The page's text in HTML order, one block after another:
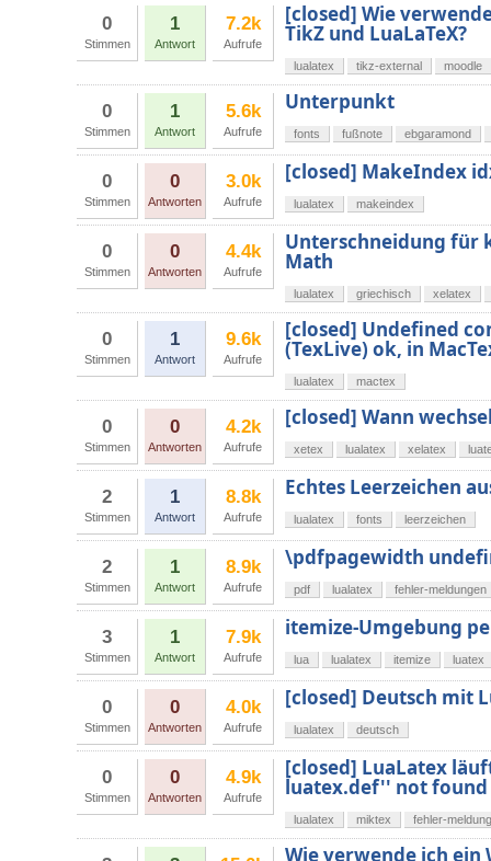
0
Stimmen
1
Antwort
7.2k
Aufrufe
[closed] Wie
TikZ und LuaLaTeX?
lualatex tikz-external moodle
0
Stimmen
1
Antwort
5.6k
Aufrufe
Unterpunkt
fonts fußnote ebgaramond
0
Stimmen
0
Antworten
3.0k
Aufrufe
[closed] MakeIndex
lualatex makeindex
0
Stimmen
0
Antworten
4.4k
Aufrufe
Unterschneidung für
Math
lualatex griechisch xelatex
0
Stimmen
1
Antwort
9.6k
Aufrufe
[closed] Undefined
(TexLive) ok, in
lualatex mactex
0
Stimmen
0
Antworten
4.2k
Aufrufe
[closed] Wann
xetex lualatex xelatex
2
Stimmen
1
Antwort
8.8k
Aufrufe
Echtes Leerzeichen
lualatex fonts leerzeichen
2
Stimmen
1
Antwort
8.9k
Aufrufe
\pdfpagewidth
pdf lualatex fehler-meldungen
3
Stimmen
1
Antwort
7.9k
Aufrufe
itemize-Umgebung
lua lualatex itemize luatex
0
Stimmen
0
Antworten
4.0k
Aufrufe
[closed] Deutsch mit
lualatex deutsch
0
Stimmen
0
Antworten
4.9k
Aufrufe
[closed] LuaLatex
luatex.def'' not found
lualatex miktex fehler-
Wie verwende ich ein